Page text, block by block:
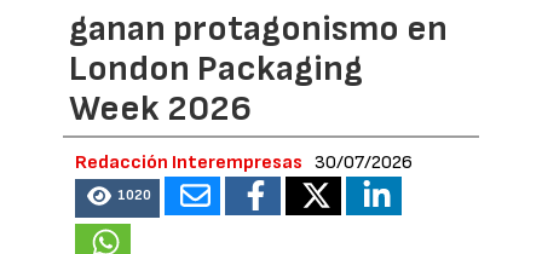
ganan protagonismo en
London Packaging
Week 2026
Redacción Interempresas 30/07/2026
1020